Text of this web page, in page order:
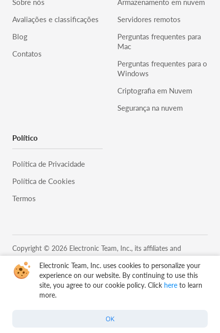
Electronic Team, Inc. uses cookies to personalize your
experience on our website. By continuing to use this
site, you agree to our cookie policy. Click here to learn
more.
OK
Sobre nós
Avaliações e classificações
Blog
Contatos
Armazenamento em nuvem
Servidores remotos
Perguntas frequentes para
Mac
Perguntas frequentes para o
Windows
Criptografia em Nuvem
Segurança na nuvem
Político
Política de Privacidade
Política de Cookies
Termos
Copyright © 2026 Electronic Team, Inc., its affiliates and
11890 Sunrise Valley Dr, Ste 111, Reston, VA 20191, USA •
+12023358465 •support@electronic.us